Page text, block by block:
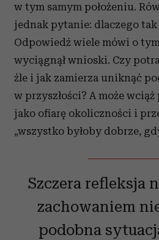
w tym samym położeniu.
jednak pytanie: dlaczego tak
Odpowiedź wiele mówi o
wyciągnął wnioski. Czy
źle i jak zamierza uniknąć
w przyszłości? A może
jako ofiarę okoliczności i
„wszystko byłoby dobrze,
Szczera refleksja
zachowaniem
podobna